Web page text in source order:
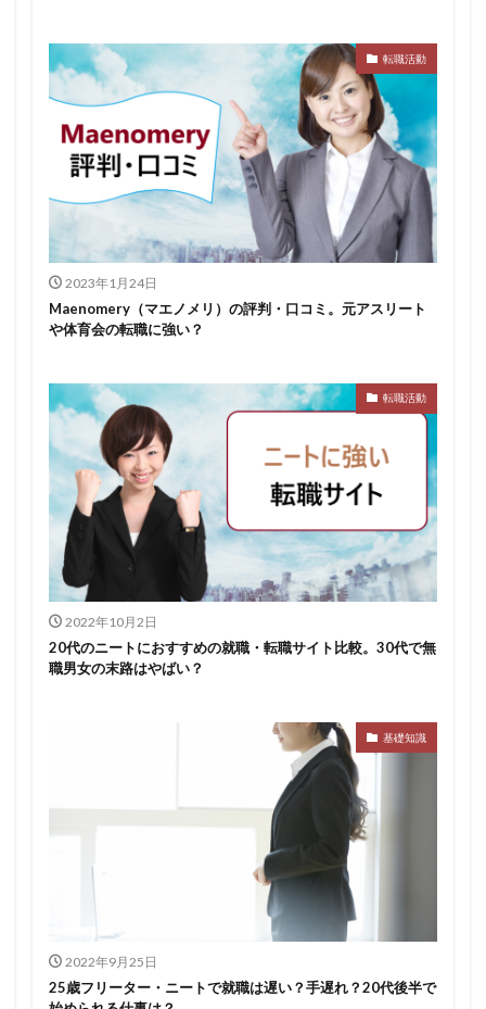
転職活動
2023年1月24日
Maenomery（マエノメリ）の評判・口コミ。元アスリート
や体育会の転職に強い？
転職活動
2022年10月2日
20代のニートにおすすめの就職・転職サイト比較。30代で無
職男女の末路はやばい？
基礎知識
2022年9月25日
25歳フリーター・ニートで就職は遅い？手遅れ？20代後半で
リクナビ就職エージェント
リクナビ
ランキング
マーケッター
ホワイト企業
シェア
スタートアップ
ディグアップキャリア
ツノル
タイプ
スポナビキャリア
スポチョク
スポチャレ
スポーツフィールド
スポーツ
スカウトサイト
デューダ スーツ
しんどい
シンクトワイス
ジョブラス
ジョブトラ
ジョブティービー
システムエンジニア
ジェイック
テストセンター
どこから
ボロボロ
ベクトル
ペースボックス
プログラミング
プログラマー
フューチャーファインダー
どこでもいい
ビズリーチ・キャンパス
バレない
ハタラクティブ
ネオキャリア
ニート
どんな性格の人
どんな仕事が向いている
とりあえず
どっち
高卒
検索